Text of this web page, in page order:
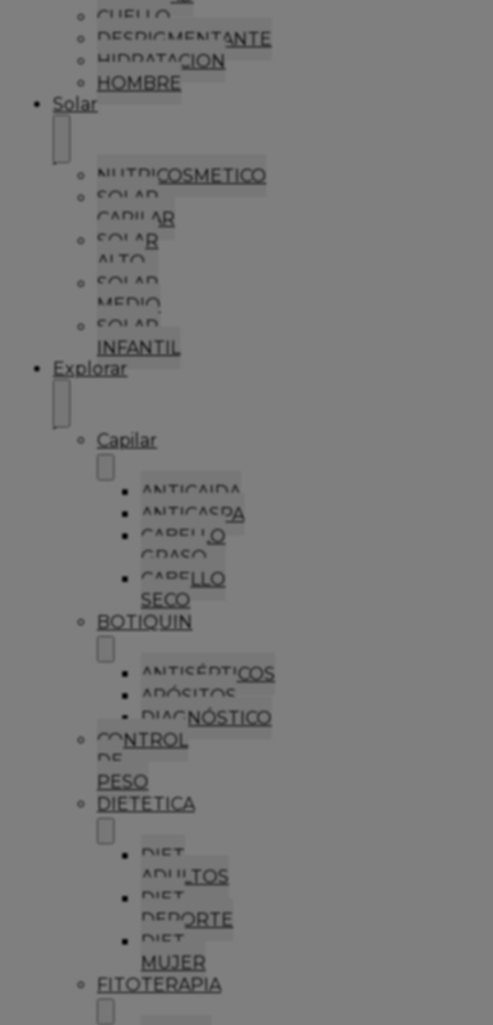
CUELLO
DESPIGMENTANTE
HIDRATACION
HOMBRE
Solar
NUTRICOSMETICO
SOLAR
CAPILAR
SOLAR
ALTO
SOLAR
MEDIO
SOLAR
INFANTIL
Explorar
Capilar
ANTICAIDA
ANTICASPA
CABELLO
GRASO
CABELLO
SECO
BOTIQUIN
ANTISÉPTICOS
APÓSITOS
DIAGNÓSTICO
CONTROL
DE
PESO
DIETETICA
DIET
ADULTOS
DIET
DEPORTE
DIET
MUJER
FITOTERAPIA